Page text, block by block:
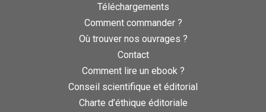
Téléchargements
Comment commander ?
Où trouver nos ouvrages ?
Contact
Comment lire un ebook ?
Conseil scientifique et éditorial
Charte d’éthique éditoriale